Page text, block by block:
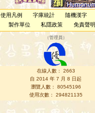
使用凡例 字庫統計 隨機漢字
製作單位 私隱政策 免責聲明
（管理員 ）
在線人數： 2663
自 2014 年 7 月 8 日起
瀏覽人數： 80545196
使用次數： 294821135